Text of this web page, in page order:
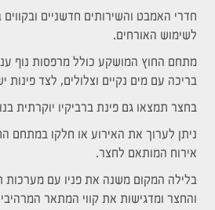
חדרי האמבט והשירותים חדשניים
לשימוש האורחים.
מתחם החוץ המושקע כולל מרפסות נוף
בריכה עם מים נקיים וצלולים, לצד פינות
בחצר תמצאו גם פינת ברביקיו יוקרתית
ניתן לערוך את האירוע או חלקו במתחם
אירוח המותאם לחצר.
בלילה המקום משנה את פניו עם מערכות
והחצר ומדגישות את קווי המתאר